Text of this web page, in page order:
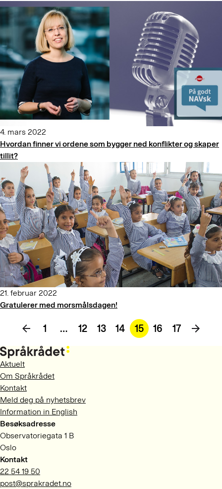
4. mars 2022
Hvordan finner vi ordene som bygger ned konflikter og skaper
tillit?
21. februar 2022
Gratulerer med morsmålsdagen!
1 … 12 13 14 15 16 17
Aktuelt
Om Språkrådet
Kontakt
Meld deg på nyhetsbrev
Information in English
Besøksadresse
Observatoriegata 1 B
Oslo
Kontakt
22 54 19 50
post@sprakradet.no